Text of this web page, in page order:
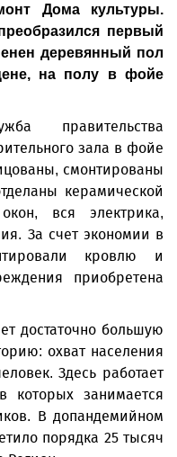
Дома культуры.
первый
деревянный пол
на полу в фойе
правительства
зала в фойе
смонтированы
керамической
вся электрика,
За счет экономии в
кровлю и
приобретена
достаточно большую
охват населения
Здесь работает
которых занимается
В допандемийном
порядка 25 тысяч